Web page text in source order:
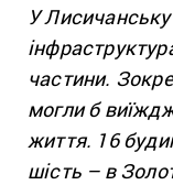
У
частини.
могли б
життя. 16
шість – в